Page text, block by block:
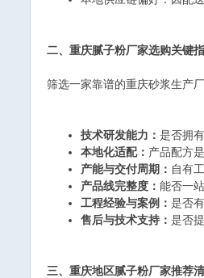
二、重庆腻子粉厂家选购关键
筛选一家靠谱的重庆砂浆生产
技术研发能力： 是否拥
本地化适配： 产品配方
产能与交付周期： 自有
产品线完整度： 能否一
工程经验与案例： 是否
售后与技术支持： 是否
三、重庆地区腻子粉厂家推荐